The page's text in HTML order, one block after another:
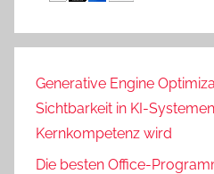
Generative Engine
Sichtbarkeit in KI-
Kernkompetenz wird
Die besten Office-